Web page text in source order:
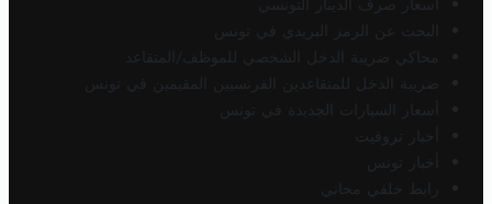
أسعار صرف الدينار التونسي
البحث عن الرمز البريدي في تونس
محاكي ضريبة الدخل الشخصي للموظف/المتقاعد
ضريبة الدخل للمتقاعدين الفرنسيين المقيمين في تونس
أسعار السيارات الجديدة في تونس
أخبار تروفيت
أخبار تونس
رابط خلفي مجاني